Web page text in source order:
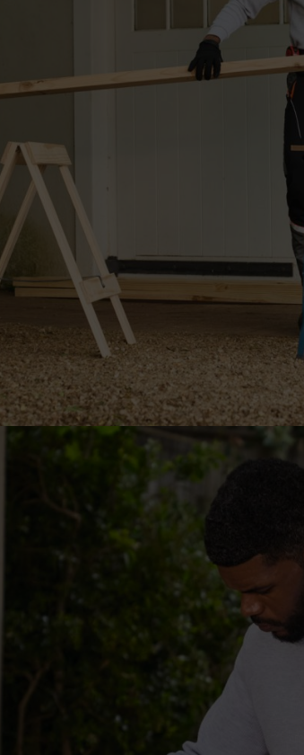
6 x 100 mm
angolari, delle cerniere e degli ancoraggi a
o acciaio zincato) per la stabilizzazione del telaio:
zincato): 60 x 60 mm
di larghezza)